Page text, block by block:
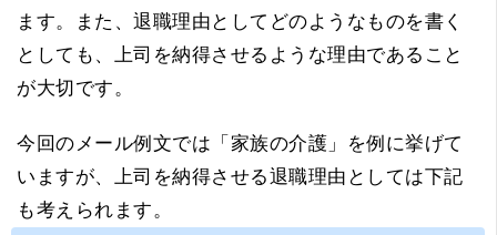
ます。また、退職理由としてどのようなものを書く
としても、上司を納得させるような理由であること
が大切です。
今回のメール例文では「家族の介護」を例に挙げて
いますが、上司を納得させる退職理由としては下記
も考えられます。